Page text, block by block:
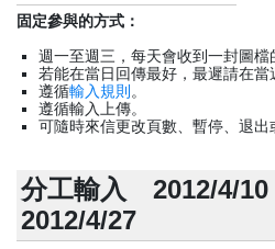
固定參與的方式：
週一至週三，每天會收到一封圖檔
若能在當日回傳最好，最遲請在當
遵循輸入規則 。
遵循輸入上傳。
可隨時來信更改頁數、暫停、退出
分工輸入 2012/4/10
2012/4/27